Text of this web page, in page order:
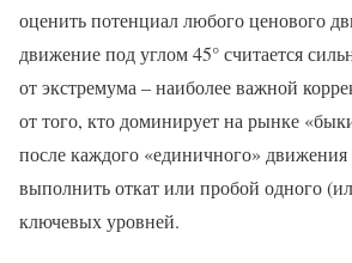
оценить потенциал любого ценового
движение под углом 45° считается
от экстремума – наиболее важной
от того, кто доминирует на рынке
после каждого «единичного»
выполнить откат или пробой одного
ключевых уровней.